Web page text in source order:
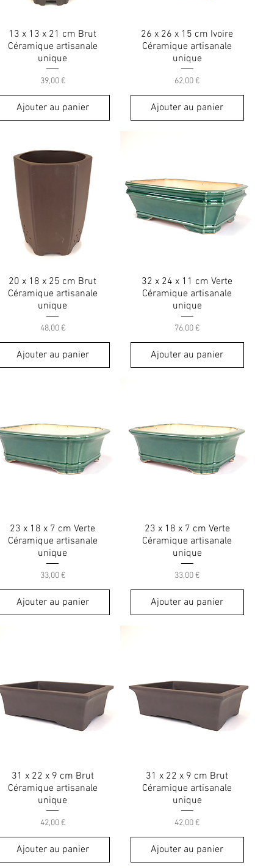
13 x 13 x 21 cm Brut
Céramique artisanale
unique
Prix
39,00 €
Ajouter au panier
26 x 26 x 15 cm Ivoire
Céramique artisanale
unique
Prix
62,00 €
Ajouter au panier
20 x 18 x 25 cm Brut
Céramique artisanale
unique
Prix
48,00 €
Ajouter au panier
32 x 24 x 11 cm Verte
Céramique artisanale
unique
Prix
76,00 €
Ajouter au panier
23 x 18 x 7 cm Verte
Céramique artisanale
unique
Prix
33,00 €
Ajouter au panier
23 x 18 x 7 cm Verte
Céramique artisanale
unique
Prix
33,00 €
Ajouter au panier
31 x 22 x 9 cm Brut
Céramique artisanale
unique
Prix
42,00 €
Ajouter au panier
31 x 22 x 9 cm Brut
Céramique artisanale
unique
Prix
42,00 €
Ajouter au panier